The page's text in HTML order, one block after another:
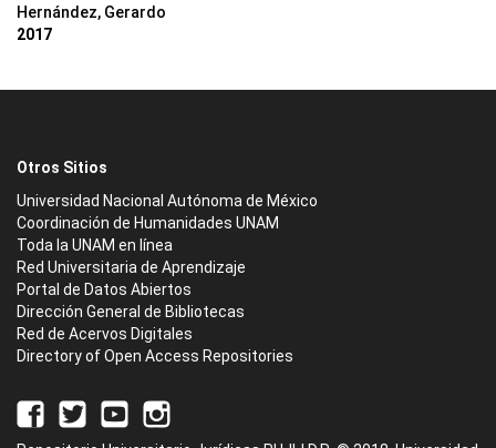
Hernández, Gerardo
2017
Otros Sitios
Universidad Nacional Autónoma de México
Coordinación de Humanidades UNAM
Toda la UNAM en línea
Red Universitaria de Aprendizaje
Portal de Datos Abiertos
Dirección General de Bibliotecas
Red de Acervos Digitales
Directory of Open Access Repositories